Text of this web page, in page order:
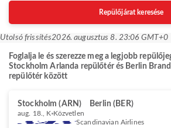
Repülőjárat keresése
Utolsó frissítés2026. augusztus 8. 23:06 GMT+0
Foglalja le és szerezze meg a legjobb
Stockholm Arlanda repülőtér és Berlin
repülőtér között
Stockholm (ARN) Berlin (BER)
aug. 18., K Közvetlen
Scandinavian Airlines